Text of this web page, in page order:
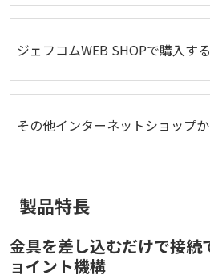
ジェフコムWEB SHOPで購入する
その他インターネットショップ
製品特長
金具を差し込むだけで接続
ョイント機構